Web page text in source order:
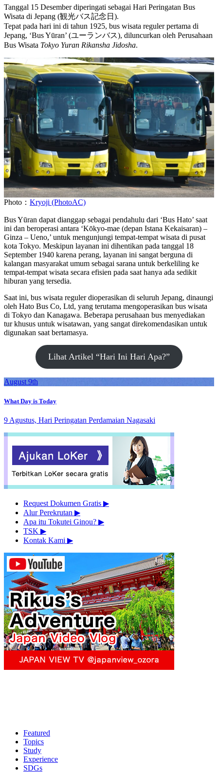
Tanggal 15 Desember diperingati sebagai Hari Peringatan Bus
Wisata di Jepang (観光バス記念日).
Tepat pada hari ini di tahun 1925, bus wisata reguler pertama di
Jepang, ‘Bus Yūran’ (ユーランバス), diluncurkan oleh Perusahaan
Bus Wisata Tokyo Yuran Rikansha Jidosha.
Photo： Kryoji (PhotoAC)
Bus Yūran dapat dianggap sebagai pendahulu dari ‘Bus Hato’ saat
ini dan beroperasi antara ‘Kōkyo-mae (depan Istana Kekaisaran) –
Ginza – Ueno,’ untuk mengunjungi tempat-tempat wisata di pusat
kota Tokyo. Meskipun layanan ini dihentikan pada tanggal 18
September 1940 karena perang, layanan ini sangat berguna di
kalangan masyarakat umum sebagai sarana untuk berkeliling ke
tempat-tempat wisata secara efisien pada saat hanya ada sedikit
hiburan yang tersedia.
Saat ini, bus wisata reguler dioperasikan di seluruh Jepang, dinaungi
oleh Hato Bus Co, Ltd, yang terutama mengoperasikan bus wisata
di Tokyo dan Kanagawa. Beberapa perusahaan bus menyediakan
tur khusus untuk wisatawan, yang sangat direkomendasikan untuk
digunakan saat bertamasya.
Lihat Artikel “Hari Ini Hari Apa?”
August 9th
What Day is Today
9 Agustus, Hari Peringatan Perdamaian Nagasaki
Request Dokumen Gratis ▶︎
Alur Perekrutan ▶︎
Apa itu Tokutei Ginou? ▶︎
TSK ▶︎
Kontak Kami ▶︎
Featured
Topics
Study
Experience
SDGs